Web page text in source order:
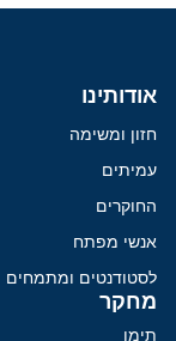
אודותינו
חזון ומשימה
עמיתים
החוקרים
אנשי מפתח
לסטודנטים ומתמחים
מחקר
תימן